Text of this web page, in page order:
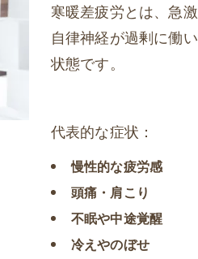
寒暖差疲労とは、急
自律神経が過剰に働
状態です。
代表的な症状：
慢性的な疲労感
頭痛・肩こり
不眠や中途覚醒
冷えやのぼせ